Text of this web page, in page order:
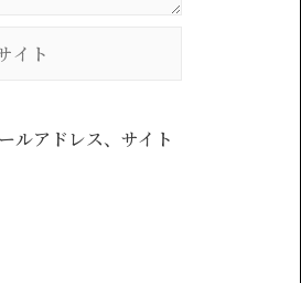
ルアドレス、サイト